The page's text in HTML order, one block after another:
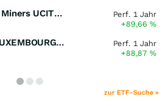
iShares Copper Miners UCITS ETF
Perf. 1 Jahr
+89,66%
MULTI UNITS LUXEMBOURG - Lyxor MSCI Semiconductors ESG Filtered
Perf. 1 Jahr
+88,87%
zur ETF-Suche »